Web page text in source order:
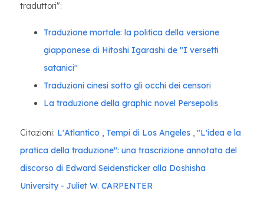
traduttori":
Traduzione mortale: la politica della versione
giapponese di Hitoshi Igarashi de "I versetti
satanici"
Traduzioni cinesi sotto gli occhi dei censori
La traduzione della graphic novel Persepolis
Citazioni: L'Atlantico , Tempi di Los Angeles , "L'idea e la
pratica della traduzione": una trascrizione annotata del
discorso di Edward Seidensticker alla Doshisha
University - Juliet W. CARPENTER